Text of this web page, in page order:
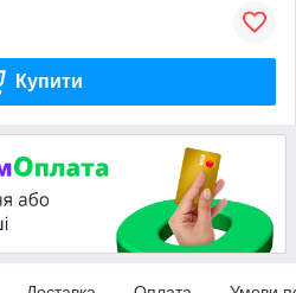
Купити